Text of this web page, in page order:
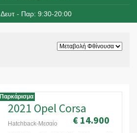
Δευτ - Παρ: 9:30-20:00
2021 Opel Corsa
€ 14.900
Hatchback-Μεσαίο
Παρκάρισμα